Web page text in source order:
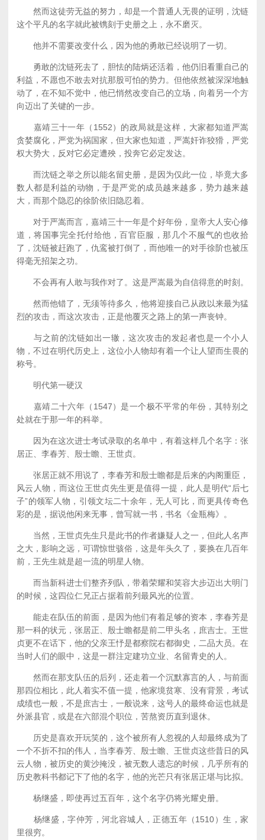
然而这徒劳无益的努力，却是一个普通人无畏的证明，沈链
这个平凡的名字就此被镌刻于史册之上，永不磨灭。
他并不需要改变什么，因为他的勇敢已经说明了一切。
勇敢的沈链死去了，胆怯的陆炳还活着，他仍旧看重自己的
利益，不愿也不敢去对抗那股可怕的势力。但他依然被深深地触
动了，在不知不觉中，他已悄然改变自己的立场，向着另一个方
向迈出了关键的一步。
嘉靖三十一年（1552）的政局就是这样，大家都知道严嵩
贪婪腐化，严党为祸国家，但大家也知道，严嵩奸诈狡猾，严党
权大势大，反对它必定遭殃，投奔它必定发达。
而沈链之举之所以能名留史册，是因为仅此一位，毕竟大多
数人都是利益的动物，于是严党的成员越来越多，势力越来越
大，而那个隐忍的徐阶依旧隐忍着。
对于严嵩而言，嘉靖三十一年是个好年份，皇帝大人安心修
道，将国事完全托付给他，百官臣服，那几个不服气的也收拾
了，沈链被赶跑了，仇鸾被打倒了，而他唯一的对手徐阶也被压
得毫无招架之功。
不会再有人敢与我作对了。这是严嵩最为自信得意的时刻。
然而他错了，无须等待多久，他将迎接自己从政以来最为猛
烈的攻击，而这次攻击，正是他覆灭之路上的第一声丧钟。
与之前的沈链如出一辙，这次攻击的发起者也是一个小人
物，不过在明代历史上，这位小人物却有着一个让人望而生畏的
称号。
明代第一硬汉
嘉靖二十六年（1547）是一个极不平常的年份，其特别之
处就在于那一年的科举。
因为在这次进士考试录取的名单中，有着这样几个名字：张
居正、李春芳、殷士瞻、王世贞。
张居正就不用说了，李春芳和殷士瞻都是后来的内阁重臣，
风云人物，而这位王世贞先生更是值得一提，此人是明代“后七
子”的领军人物，引领文坛二十余年，无人可比，而更具传奇色
彩的是，据说他闲来无事，曾写就一书，书名《金瓶梅》。
当然，王世贞先生只是此书的作者嫌疑人之一，但此人名声
之大，影响之远，可谓惊世骇俗，这是年头久了，要换在几百年
前，王先生就是超一流的明星人物。
而当新科进士们整齐列队，带着荣耀和笑容大步迈出大明门
的时候，这四位仁兄正占据着前列最风光的位置。
能走在队伍的前面，是因为他们有着足够的资本，李春芳是
那一科的状元，张居正、殷士瞻都是前二甲头名，庶吉士。王世
贞更不在话下，他的父亲王忬是都察院右都御史，二品大员。在
当时人们的眼中，这是一群注定建功立业、名留青史的人。
然而在那支队伍的后列，还走着一个沉默寡言的人，与前面
那四位相比，此人着实不值一提，他家境贫寒、没有背景，考试
成绩也一般，不是庶吉士，一般说来，这号人的最终命运也就是
外派县官，或是在六部混个职位，苦熬资历直到退休。
历史是喜欢开玩笑的，这个被所有人忽视的人却最终成为了
一个不折不扣的伟人，当李春芳、殷士瞻、王世贞这些昔日的风
云人物，被历史的黄沙掩没，被无数人遗忘的时候，几乎所有的
历史教科书都记下了他的名字，他的光芒只有张居正堪与比拟。
杨继盛，即使再过五百年，这个名字仍将光耀史册。
杨继盛，字仲芳，河北容城人，正德五年（1510）生，家
里很穷。